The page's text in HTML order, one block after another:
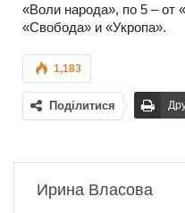
«Воли народа», по 5 – от
«Свобода» и «Укропа».
1,183
Поділитися
Ирина Власова